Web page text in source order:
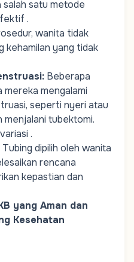
salah satu metode
.
wanita tidak
kehamilan yang tidak
: Beberapa
mengalami
seperti nyeri atau
tubektomi.
.
Tubing dipilih oleh wanita
rencana
kepastian dan
yang Aman dan
Kesehatan